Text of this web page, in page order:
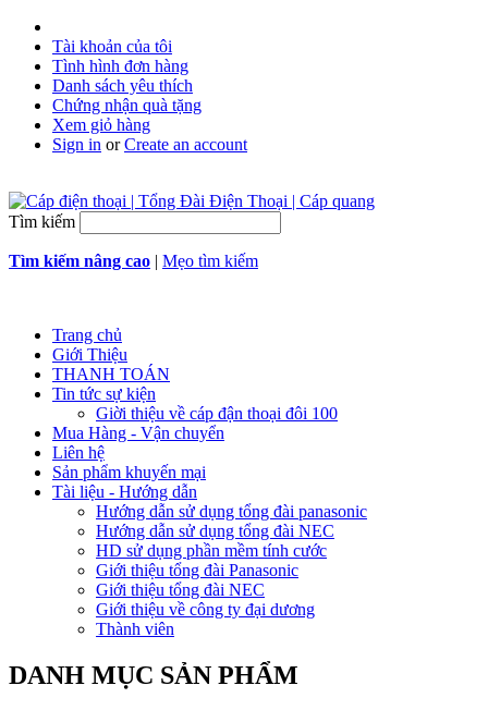
Tài khoản của tôi
Tình hình đơn hàng
Danh sách yêu thích
Chứng nhận quà tặng
Xem giỏ hàng
Sign in orCreate an account
Tìm kiếm
Tìm kiếm nâng cao | Mẹo tìm kiếm
Trang chủ
Giới Thiệu
THANH TOÁN
Tin tức sự kiện
Giời thiệu về cáp đận thoại đôi 100
Mua Hàng - Vận chuyển
Liên hệ
Sản phẩm khuyến mại
Tài liệu - Hướng dẫn
Hướng dẫn sử dụng tổng đài panasonic
Hướng dẫn sử dụng tổng đài NEC
HD sử dụng phần mềm tính cước
Giới thiệu tổng đài Panasonic
Giới thiệu tổng đài NEC
Giới thiệu về công ty đại dương
Thành viên
DANH MỤC SẢN PHẨM